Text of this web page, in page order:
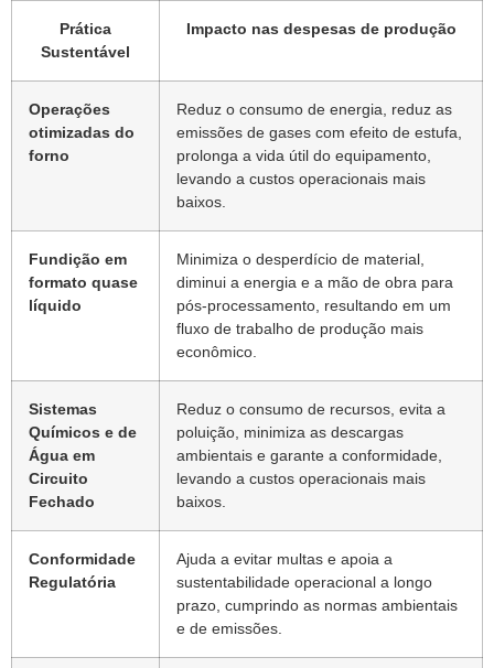
Prática
Sustentável
Impacto nas despesas de produção
Operações
otimizadas do
forno
Reduz o consumo de energia, reduz as
emissões de gases com efeito de estufa,
prolonga a vida útil do equipamento,
levando a custos operacionais mais
baixos.
Fundição em
formato quase
líquido
Minimiza o desperdício de material,
diminui a energia e a mão de obra para
pós-processamento, resultando em um
fluxo de trabalho de produção mais
econômico.
Sistemas
Químicos e de
Água em
Circuito
Fechado
Reduz o consumo de recursos, evita a
poluição, minimiza as descargas
ambientais e garante a conformidade,
levando a custos operacionais mais
baixos.
Conformidade
Regulatória
Ajuda a evitar multas e apoia a
sustentabilidade operacional a longo
prazo, cumprindo as normas ambientais
e de emissões.